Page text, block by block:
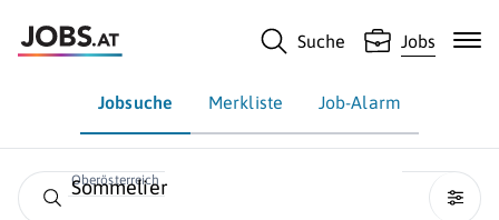
Suche Jobs
Jobsuche Merkliste Job-Alarm
Oberösterreich
Sommelier